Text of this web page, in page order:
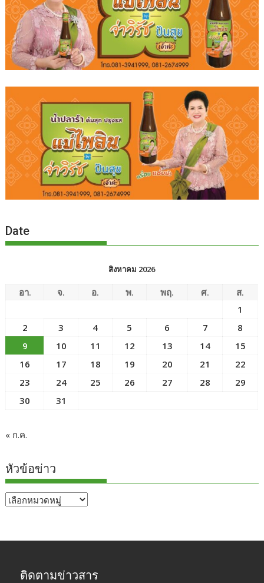
Date
สิงหาคม 2026
อา. จ. อ. พ. พฤ. ศ.
ส.
1
2
3 4 5 6 7
8
9
10 11 12 13 14
15
16
17 18 19 20 21
22
23
24 25 26 27 28
29
30
31
« ก.ค.
หัวข้อข่าว
หัวข้อ
ติดตามข่าวสาร